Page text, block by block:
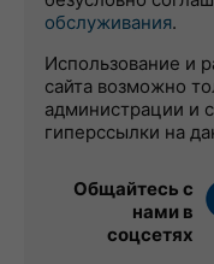
обслуживания.
Использование и
сайта возможно
администрации и
гиперссылки на
Общайтесь с
нами в
соцсетях